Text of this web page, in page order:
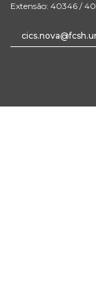
Extensão: 40346 /